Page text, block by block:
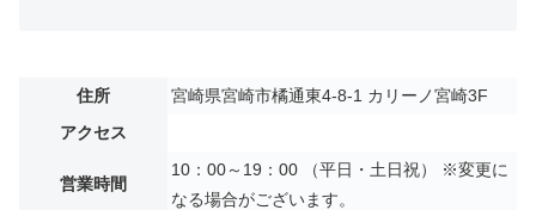
住所
宮崎県宮崎市橘通東4-8-1 カリーノ宮崎3F
アクセス
営業時間
10：00～19：00 （平日・土日祝） ※変更に
なる場合がございます。